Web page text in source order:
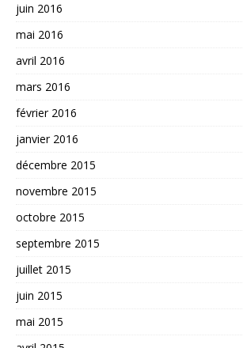
juin 2016
mai 2016
avril 2016
mars 2016
février 2016
janvier 2016
décembre 2015
novembre 2015
octobre 2015
septembre 2015
juillet 2015
juin 2015
mai 2015